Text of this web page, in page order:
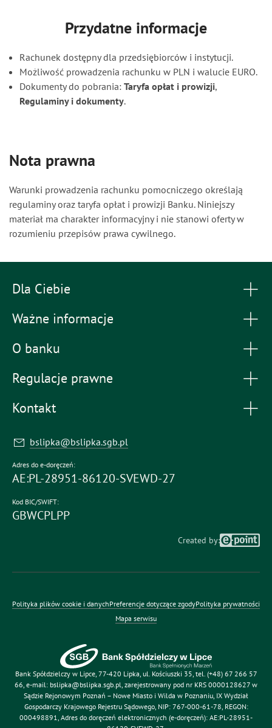
Przydatne informacje
Rachunek dostępny dla przedsiębiorców i instytucji.
Możliwość prowadzenia rachunku w PLN i walucie EURO.
Dokumenty do pobrania: Taryfa opłat i prowizji,
Regulaminy i dokumenty.
Nota prawna
Warunki prowadzenia rachunku pomocniczego określają
regulaminy oraz taryfa opłat i prowizji Banku. Niniejszy
materiał ma charakter informacyjny i nie stanowi oferty w
rozumieniu przepisów prawa cywilnego.
Dla Ciebie
Ważne informacje
O banku
Regulacje prawne
Kontakt
bslipka@bslipka.sgb.pl
Adres do e-doręczeń:
AE:PL-28951-86120-SVEWD-27
Kod BIC/SWIFT:
GBWCPLPP
Created by:
Polityka plików cookie i danychPreferencje dotyczące zgodyPolityka prywatności
Mapa serwisu
Bank Spółdzielczy w Lipce, 77-420 Lipka, ul. Kościuszki 35, tel. (+48) 67 266 57
66, e-mail: bslipka@bslipka.sgb.pl, zarejestrowany pod nr KRS 0000128627 w
Sądzie Rejonowym Poznań – Nowe Miasto i Wilda w Poznaniu, IX Wydział
Gospodarczy Krajowego Rejestru Sądowego, NIP: 767-000-61-78, REGON:
000498891, Adres do doręczeń elektronicznych (e-doręczeń): AE:PL-28951-